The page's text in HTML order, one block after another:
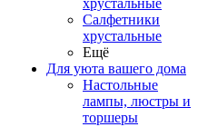
хрустальные
Салфетники
хрустальные
Ещё
Для уюта вашего дома
Настольные
лампы, люстры и
торшеры